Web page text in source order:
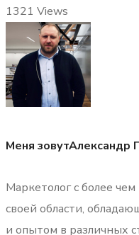
1321 Views
Меня зовутАлександр
Маркетолог с более
своей области,
и опытом в различных